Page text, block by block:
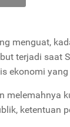
menguat,
terjadi
ekonomi
melemahnya